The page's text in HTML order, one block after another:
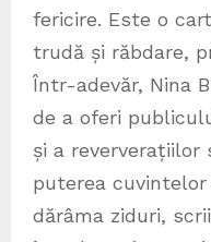
fericire. Este o
trudă și răbdare,
Într-adevăr, Nina
de a oferi
și a reververațiilor
puterea
dărâma ziduri,